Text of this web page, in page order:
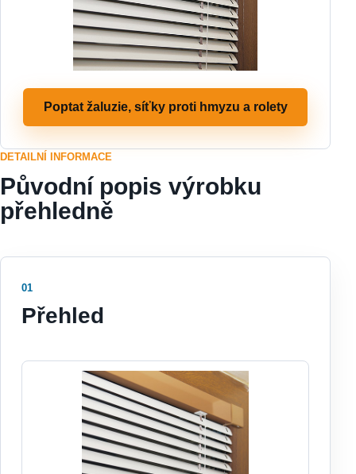
Poptat žaluzie, síťky proti hmyzu a rolety
DETAILNÍ INFORMACE
Původní popis výrobku
přehledně
01
Přehled